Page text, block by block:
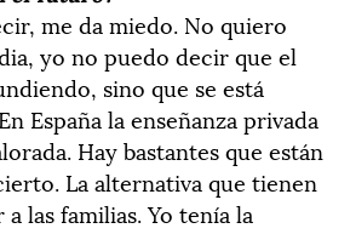
me da miedo. No quiero
yo no puedo decir que el
sino que se está
España la enseñanza privada
Hay bastantes que están
La alternativa que tienen
las familias. Yo tenía la